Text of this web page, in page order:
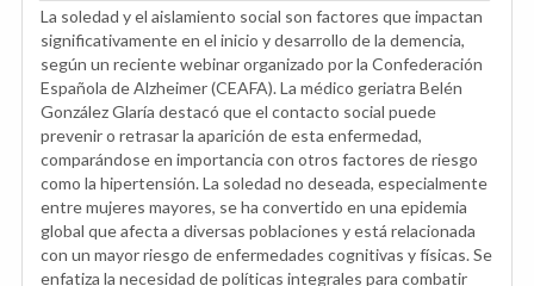
La soledad y el aislamiento social son factores que impactan
significativamente en el inicio y desarrollo de la demencia,
según un reciente webinar organizado por la Confederación
Española de Alzheimer (CEAFA). La médico geriatra Belén
González Glaría destacó que el contacto social puede
prevenir o retrasar la aparición de esta enfermedad,
comparándose en importancia con otros factores de riesgo
como la hipertensión. La soledad no deseada, especialmente
entre mujeres mayores, se ha convertido en una epidemia
global que afecta a diversas poblaciones y está relacionada
con un mayor riesgo de enfermedades cognitivas y físicas. Se
enfatiza la necesidad de políticas integrales para combatir